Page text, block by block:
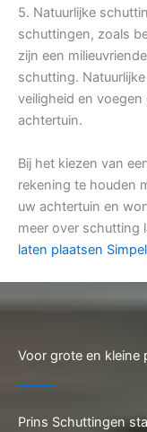
5. Natuurlijke
schuttingen, zoals
zijn een
schutting.
veiligheid en voegen
achtertuin.
Bij het kiezen van
rekening te houden
uw achtertuin en
meer over schutting
laten plaatsen
Voor grote en kleine
Prins Schuttingen